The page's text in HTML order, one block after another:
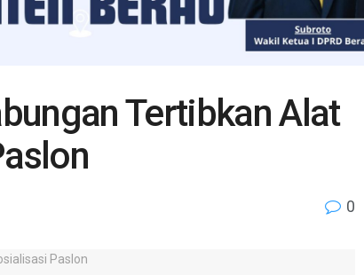
Tertibkan Alat
0